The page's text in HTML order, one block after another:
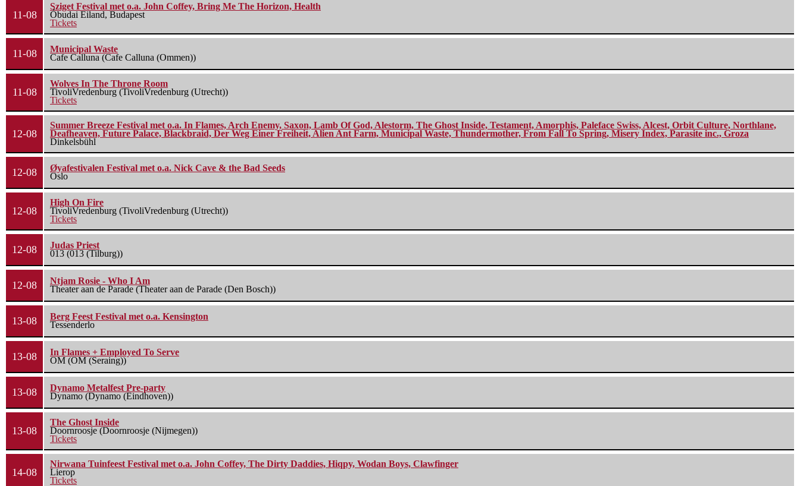
11-08
Sziget Festival met o.a. John Coffey, Bring Me The Horizon, Health
Óbudai Eiland, Budapest
Tickets
11-08
Municipal Waste
Cafe Calluna (Cafe Calluna (Ommen))
11-08
Wolves In The Throne Room
TivoliVredenburg (TivoliVredenburg (Utrecht))
Tickets
12-08
Summer Breeze Festival met o.a. In Flames, Arch Enemy, Saxon, Lamb Of God, Alestorm, The Ghost Inside, Testament, Amorphis, Paleface Swiss, Alcest, Orbit Culture, Northlane,
Deafheaven, Future Palace, Blackbraid, Der Weg Einer Freiheit, Alien Ant Farm, Municipal Waste, Thundermother, From Fall To Spring, Misery Index, Parasite inc., Groza
Dinkelsbühl
12-08
Øyafestivalen Festival met o.a. Nick Cave & the Bad Seeds
Oslo
12-08
High On Fire
TivoliVredenburg (TivoliVredenburg (Utrecht))
Tickets
12-08
Judas Priest
013 (013 (Tilburg))
12-08
Ntjam Rosie - Who I Am
Theater aan de Parade (Theater aan de Parade (Den Bosch))
13-08
Berg Feest Festival met o.a. Kensington
Tessenderlo
13-08
In Flames + Employed To Serve
OM (OM (Seraing))
13-08
Dynamo Metalfest Pre-party
Dynamo (Dynamo (Eindhoven))
13-08
The Ghost Inside
Doornroosje (Doornroosje (Nijmegen))
Tickets
14-08
Nirwana Tuinfeest Festival met o.a. John Coffey, The Dirty Daddies, Hiqpy, Wodan Boys, Clawfinger
Lierop
Tickets